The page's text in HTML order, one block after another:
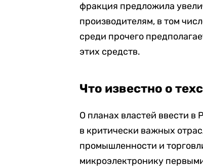
фракция предложила
производителям, в том
среди прочего
этих средств.
Что известно о
О планах властей ввести
в критически важных
промышленности и
микроэлектронику